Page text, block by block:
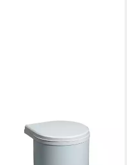
Einbaumülleimer
Abfallsammler Mono 12 Liter